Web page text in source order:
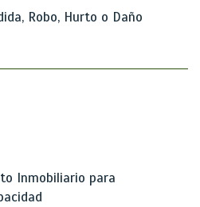
Robo, Hurto o Daño
Inmobiliario para